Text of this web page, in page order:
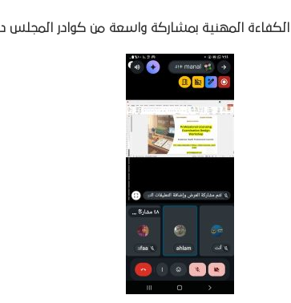
المهنية بمشاركة واسعة من كوادر المجلس